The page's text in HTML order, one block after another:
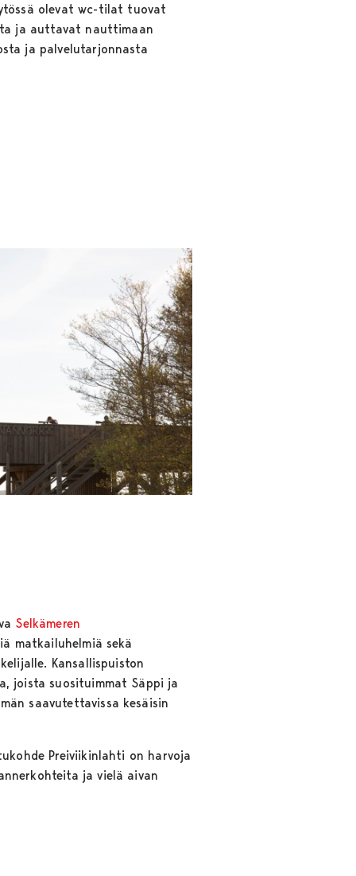
olevat wc-tilat tuovat
ja auttavat nauttimaan
ja palvelutarjonnasta
Selkämeren
matkailuhelmiä sekä
Kansallispuiston
joista suosituimmat Säppi ja
saavutettavissa kesäisin
Preiviikinlahti on harvoja
ja vielä aivan